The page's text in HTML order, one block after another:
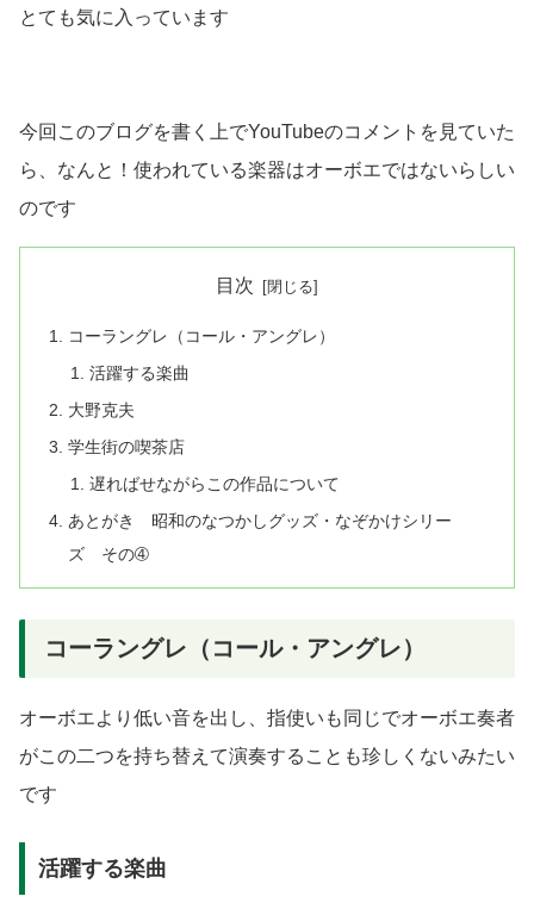
とても気に入っています
今回このブログを書く上でYouTubeのコメントを見ていた
ら、なんと！使われている楽器はオーボエではないらしい
のです
目次
コーラングレ（コール・アングレ）
活躍する楽曲
大野克夫
学生街の喫茶店
遅ればせながらこの作品について
あとがき 昭和のなつかしグッズ・なぞかけシリー
ズ その➃
コーラングレ（コール・アングレ）
オーボエより低い音を出し、指使いも同じでオーボエ奏者
がこの二つを持ち替えて演奏することも珍しくないみたい
です
活躍する楽曲